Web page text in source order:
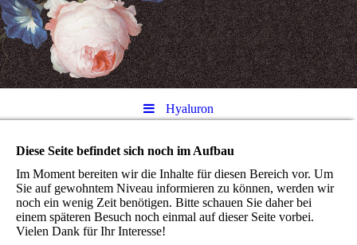
Hyaluron
Diese Seite befindet sich noch im Aufbau
Im Moment bereiten wir die Inhalte für diesen Bereich vor. Um
Sie auf gewohntem Niveau informieren zu können, werden wir
noch ein wenig Zeit benötigen. Bitte schauen Sie daher bei
einem späteren Besuch noch einmal auf dieser Seite vorbei.
Vielen Dank für Ihr Interesse!